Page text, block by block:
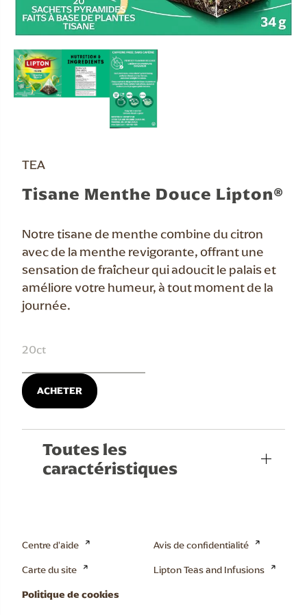
TEA
Tisane Menthe Douce Lipton®
Notre tisane de menthe combine du citron
avec de la menthe revigorante, offrant une
sensation de fraîcheur qui adoucit le palais et
améliore votre humeur, à tout moment de la
journée.
20ct
ACHETER
Toutes les
caractéristiques
Centre d'aide
Avis de confidentialité
Carte du site
Lipton Teas and Infusions
Politique de cookies